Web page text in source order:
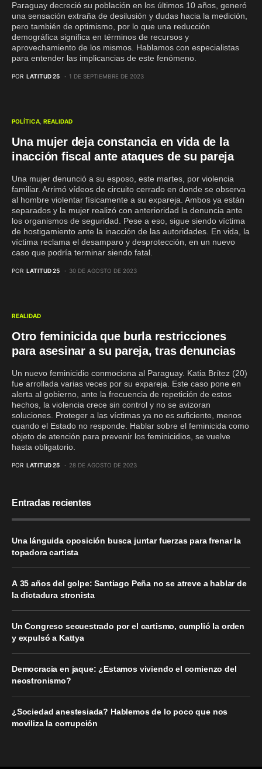
Paraguay decreció su población en los últimos 10 años, generó
una sensación extraña de desilusión y dudas hacia la medición,
pero también de optimismo, por lo que una reducción
demográfica significa en términos de recursos y
aprovechamiento de los mismos. Hablamos con especialistas
para entender las implicancias de este fenómeno.
POR LATITUD 25 1 DE SEPTIEMBRE DE 2023
POLÍTICA REALIDAD
Una mujer deja constancia en vida de la
inacción fiscal ante ataques de su pareja
Una mujer denunció a su esposo, este martes, por violencia
familiar. Arrimó vídeos de circuito cerrado en donde se observa
al hombre violentar físicamente a su expareja. Ambos ya están
separados y la mujer realizó con anterioridad la denuncia ante
los organismos de seguridad. Pese a eso, sigue siendo víctima
de hostigamiento ante la inacción de las autoridades. En vida, la
víctima reclama el desamparo y desprotección, en un nuevo
caso que podría terminar siendo fatal.
POR LATITUD 25 30 DE AGOSTO DE 2023
REALIDAD
Otro feminicida que burla restricciones
para asesinar a su pareja, tras denuncias
Un nuevo feminicidio conmociona al Paraguay. Katia Brítez (20)
fue arrollada varias veces por su expareja. Este caso pone en
alerta al gobierno, ante la frecuencia de repetición de estos
hechos, la violencia crece sin control y no se avizoran
soluciones. Proteger a las víctimas ya no es suficiente, menos
cuando el Estado no responde. Hablar sobre el feminicida como
objeto de atención para prevenir los feminicidios, se vuelve
hasta obligatorio.
POR LATITUD 25 28 DE AGOSTO DE 2023
Entradas recientes
Una lánguida oposición busca juntar fuerzas para frenar la
topadora cartista
A 35 años del golpe: Santiago Peña no se atreve a hablar de
la dictadura stronista
Un Congreso secuestrado por el cartismo, cumplió la orden
y expulsó a Kattya
Democracia en jaque: ¿Estamos viviendo el comienzo del
neostronismo?
¿Sociedad anestesiada? Hablemos de lo poco que nos
moviliza la corrupción